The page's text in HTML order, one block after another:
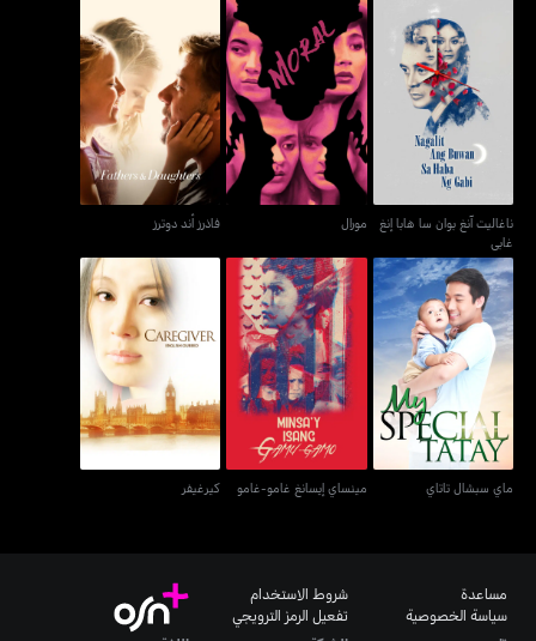
ناغاليت آنغ بوان سا هابا إنغ
غابي
ناغاليت آنغ بوان سا هابا إنغ
غابي
مورال
فاذرز أند دوترز
فاذرز أند دوترز
ماي سبشال تاتاي
ماي سبشال تاتاي
مينساي إيسانغ غامو-غامو
مينساي إيسانغ غامو-غامو
كيرغيفر
كيرغيفر
مساعدة
سياسة الخصوصية
شروط الاستخدام
تفعيل الرمز الترويجي